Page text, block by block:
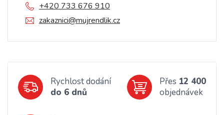
+420 733 676 910
zakaznici@mujrendlik.cz
Rychlost dodání
do 6 dnů
Přes 12 400
objednávek